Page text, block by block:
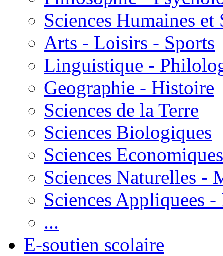
Sciences Humaines et
Arts - Loisirs - Sports
Linguistique -
Geographie - Histoire
Sciences de la Terre
Sciences Biologiques
Sciences Economiques
Sciences Naturelles -
Sciences Appliquees
...
E-soutien scolaire